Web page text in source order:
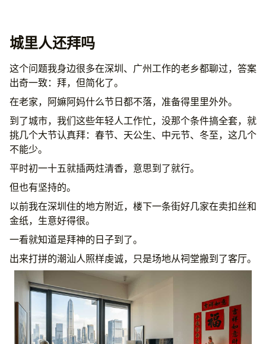
城里人还拜吗
这个问题我身边很多在深圳、广州工作的老乡都聊过，答案
出奇一致：拜，但简化了。
在老家，阿嫲阿妈什么节日都不落，准备得里里外外。
到了城市，我们这些年轻人工作忙，没那个条件搞全套，就
挑几个大节认真拜：春节、天公生、中元节、冬至，这几个
不能少。
平时初一十五就插两炷清香，意思到了就行。
但也有坚持的。
以前我在深圳住的地方附近，楼下一条街好几家在卖扣丝和
金纸，生意好得很。
一看就知道是拜神的日子到了。
出来打拼的潮汕人照样虔诚，只是场地从祠堂搬到了客厅。